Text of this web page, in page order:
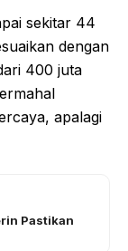
sekitar 44
dengan
400 juta
apalagi
Pastikan